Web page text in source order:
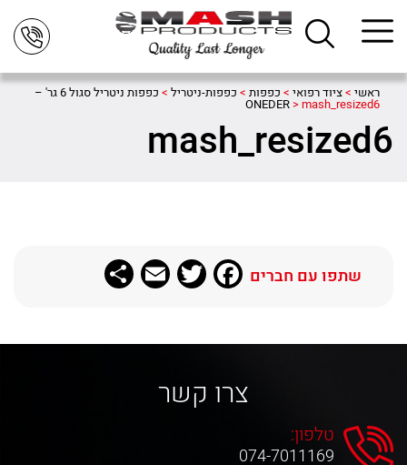
ראשי >ציוד רפואי > כפפות > כפפות-ניטריל > כפפות ניטריל סגול 6 גר' –
ONEDER>mash_resized6
mash_resized6
שתפו עם חברים Facebook
Twitter
Email
צרו קשר
טלפון:
074-7011169